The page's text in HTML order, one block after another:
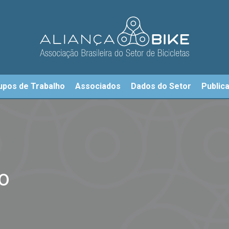
de Trabalho Associados Dados do Setor